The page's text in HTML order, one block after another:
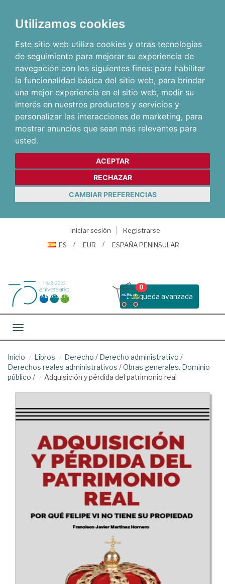
Utilizamos cookies
Este sitio web utiliza cookies y otras tecnologías
de seguimiento para mejorar su experiencia de
navegación con los siguientes fines: para habilitar
la funcionalidad básica del sitio web, para brindar
una mejor experiencia en el sitio web, medir su
interés en nuestros productos y servicios y
personalizar las interacciones de marketing, para
mostrar anuncios que sean más relevantes para
usted.
ACEPTAR
RECHAZAR
CAMBIAR PREFERENCIAS
Iniciar sesión
Registrarse
ES
EUR ESPAÑA PENINSULAR
Busqueda avanzada
0
Toggle navigation
Inicio Libros Derecho / Derecho administrativo /
Derechos reales administrativos /Obras generales. Dominio
público / Adquisición y pérdida del patrimonio real